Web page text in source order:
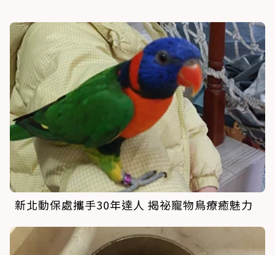
新北動保處攜手30年達人 揭祕寵物鳥療癒魅力